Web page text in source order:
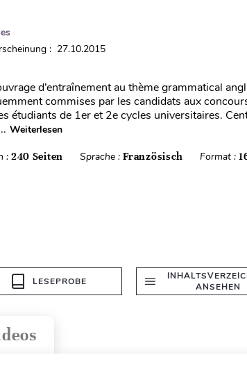
: 27.10.2015
d’entraînement au thème grammatical
commises par les candidats aux
étudiants de 1er et 2e cycles universitaires.
Weiterlesen
: 240 Seiten Sprache :Französisch Format :
LESEPROBE
ANSEHEN